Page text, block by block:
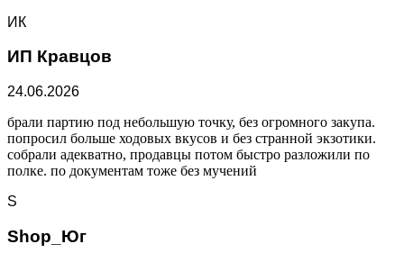
ИК
ИП Кравцов
24.06.2026
брали партию под небольшую точку, без огромного закупа.
попросил больше ходовых вкусов и без странной экзотики.
собрали адекватно, продавцы потом быстро разложили по
полке. по документам тоже без мучений
S
Shop_Юг